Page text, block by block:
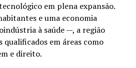
em plena expansão.
e uma economia
à saúde —, a região
qualificados em áreas como
e direito.